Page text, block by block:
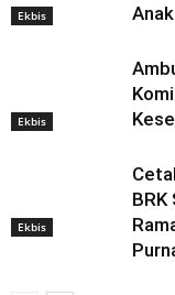
Ekbis
Ekbis
Ekbis
BRK